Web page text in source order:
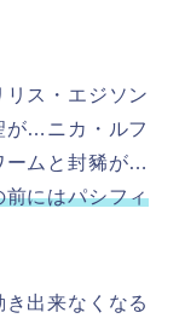
ス・エジソン
が…ニカ・ルフ
ームと封豨が…
前にはパシフィ
出来なくなる